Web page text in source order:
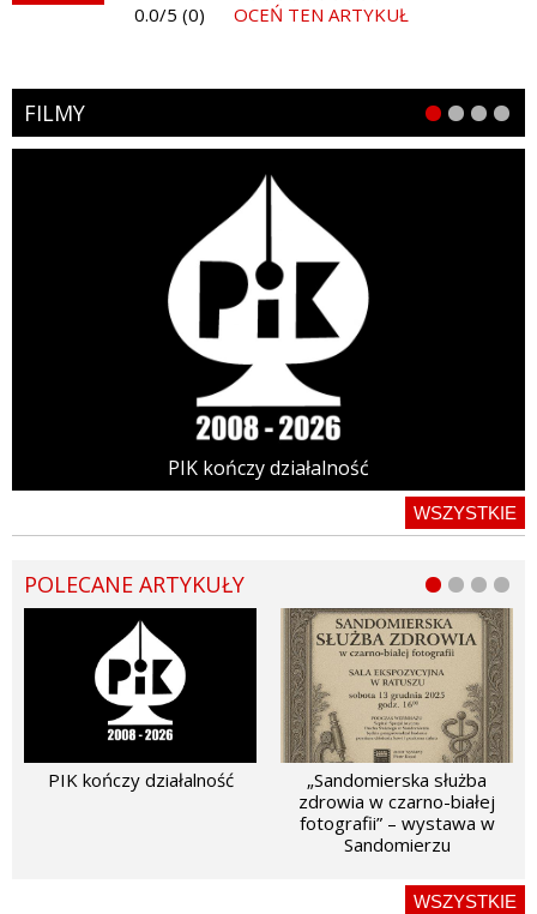
0.0/5 (0) OCEŃ TEN ARTYKUŁ
FILMY
PIK kończy działalność
WSZYSTKIE
POLECANE ARTYKUŁY
PIK kończy działalność
„Sandomierska służba
zdrowia w czarno-białej
fotografii” – wystawa w
Sandomierzu
WSZYSTKIE